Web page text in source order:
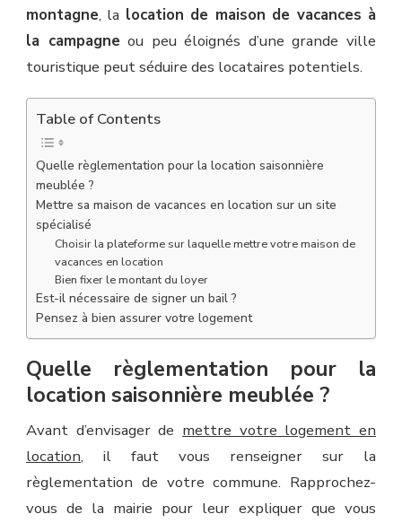
montagne, la location de maison de vacances à
la campagne ou peu éloignés d’une grande ville
touristique peut séduire des locataires potentiels.
Table of Contents
Quelle règlementation pour la location saisonnière
meublée ?
Mettre sa maison de vacances en location sur un site
spécialisé
Choisir la plateforme sur laquelle mettre votre maison de
vacances en location
Bien fixer le montant du loyer
Est-il nécessaire de signer un bail ?
Pensez à bien assurer votre logement
Quelle règlementation pour la
location saisonnière meublée ?
Avant d’envisager de mettre votre logement en
location, il faut vous renseigner sur la
règlementation de votre commune. Rapprochez-
vous de la mairie pour leur expliquer que vous